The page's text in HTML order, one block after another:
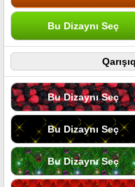
Bu Dizaynı Seç
Bu Dizaynı Seç
Bu Dizaynı Seç
Bu Dizaynı Seç